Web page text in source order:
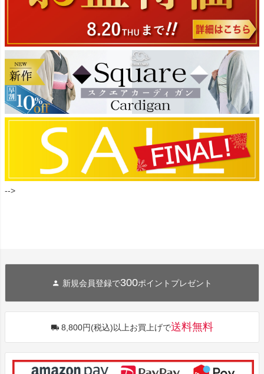
-->
新規会員登録で300ポイントプレゼント
8,800円(税込)以上お買上げで送料無料